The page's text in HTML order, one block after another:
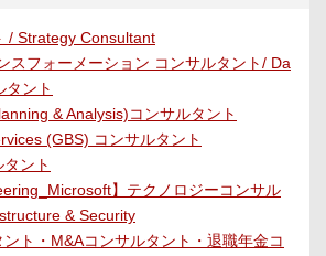
/ Strategy Consultant
スフォーメーション コンサルタント/ Da
タント
& Analysis)コンサルタント
(GBS) コンサルタント
ント
】テクノロジーコンサル
& Security
ト・M&Aコンサルタント・退職年金コ